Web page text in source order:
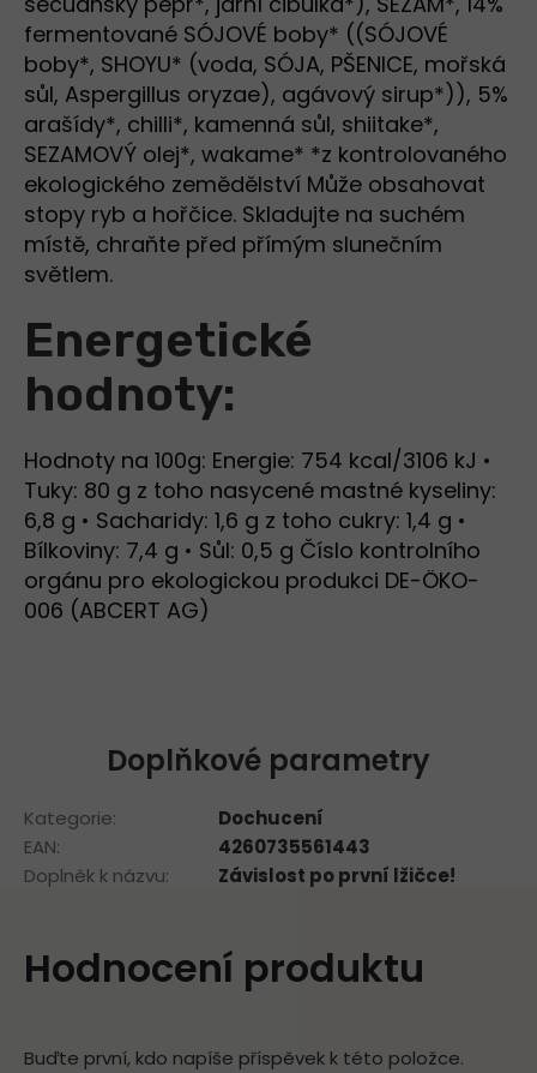
fermentované SÓJOVÉ boby* ((SÓJOVÉ
boby*, SHOYU* (voda, SÓJA, PŠENICE, mořská
sůl, Aspergillus oryzae), agávový sirup*)), 5%
arašídy*, chilli*, kamenná sůl, shiitake*,
SEZAMOVÝ olej*, wakame* *z kontrolovaného
ekologického zemědělství Může obsahovat
stopy ryb a hořčice. Skladujte na suchém
místě, chraňte před přímým slunečním
světlem.
Energetické
hodnoty:
Hodnoty na 100g: Energie: 754 kcal/3106 kJ •
Tuky: 80 g z toho nasycené mastné kyseliny:
6,8 g • Sacharidy: 1,6 g z toho cukry: 1,4 g •
Bílkoviny: 7,4 g • Sůl: 0,5 g Číslo kontrolního
orgánu pro ekologickou produkci DE-ÖKO-
006 (ABCERT AG)
Doplňkové parametry
Kategorie:
Dochucení
EAN:
4260735561443
Doplněk k názvu: Závislost po první lžičce!
Hodnocení produktu
Buďte první, kdo napíše příspěvek k této položce.